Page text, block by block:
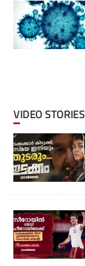
VIDEO STORIES